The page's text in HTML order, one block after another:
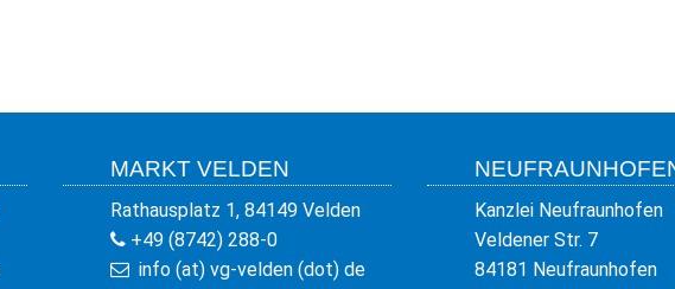
MARKT VELDEN
Rathausplatz 1, 84149 Velden
+49 (8742) 288-0
info (at) vg-velden (dot) de
Kanzlei Neufraunhofen
Veldener Str. 7
84181 Neufraunhofen